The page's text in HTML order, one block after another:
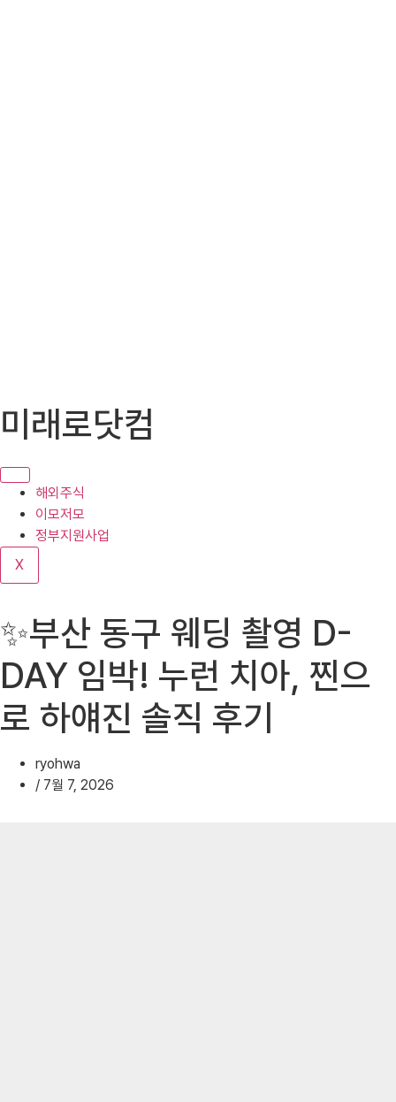
텐
로
기
미래로닷컴
해외주식
이모저모
정부지원사업
X
✨부산 동구 웨딩 촬영 D-
DAY 임박! 누런 치아, 찐으
로 하얘진 솔직 후기
ryohwa
/ 7월 7, 2026